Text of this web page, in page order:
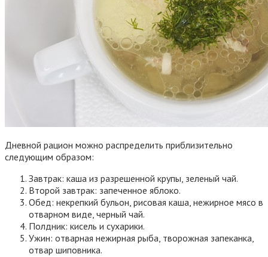
Дневной рацион можно распределить приблизительно
следующим образом:
Завтрак: каша из разрешенной крупы, зеленый чай.
Второй завтрак: запеченное яблоко.
Обед: некрепкий бульон, рисовая каша, нежирное мясо в
отварном виде, черный чай.
Полдник: кисель и сухарики.
Ужин: отварная нежирная рыба, творожная запеканка,
отвар шиповника.